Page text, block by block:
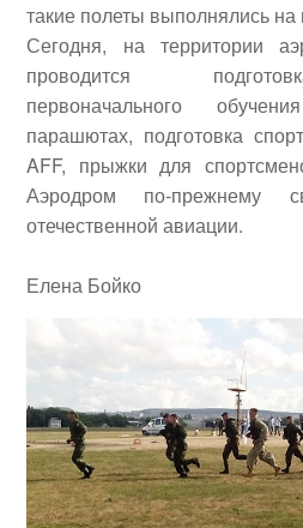
такие полеты выполнялись на
Сегодня, на территории
проводится
первоначального
парашютах, подготовка
AFF, прыжки для
Аэродром по-прежнему
отечественной авиации.
Елена Бойко